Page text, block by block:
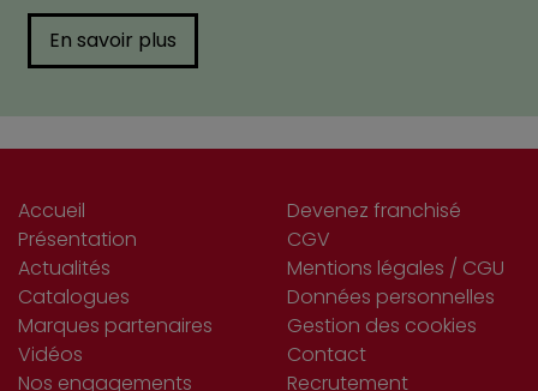
En savoir plus
Accueil
Présentation
Actualités
Catalogues
Marques partenaires
Vidéos
Nos engagements
Devenez franchisé
CGV
Mentions légales / CGU
Données personnelles
Gestion des cookies
Contact
Recrutement